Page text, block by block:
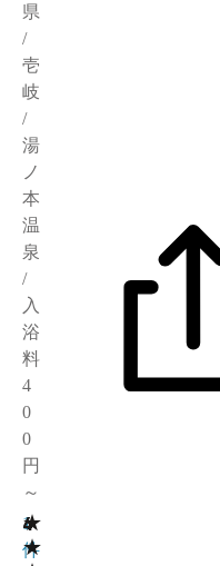
県
/
壱
岐
/
湯
ノ
本
温
泉
/
入
浴
料
4
0
0
円
～
★
★
4
1
件